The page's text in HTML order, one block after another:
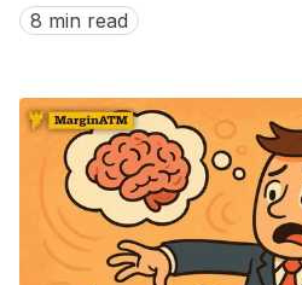
8 min read